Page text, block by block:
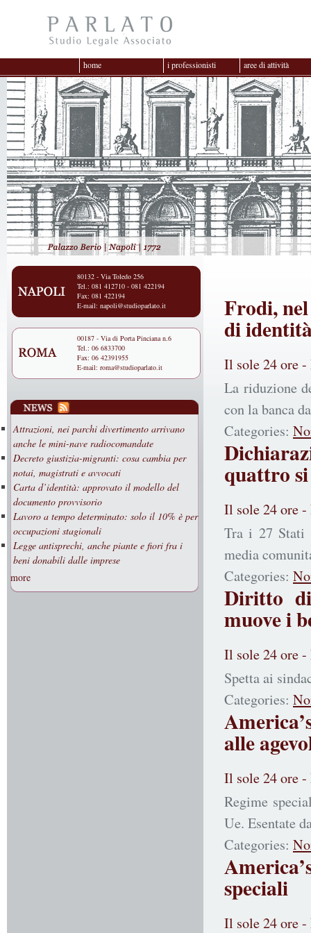
home i professionisti aree di attività
Frodi,
di
Il sole 24 ore
La riduzione
con la banca
Categories:
quattro
Il sole 24 ore
Tra i 27 Stati
media
Categories:
Diritto
muove i
Il sole 24 ore
Spetta ai
Categories:
alle
Il sole 24 ore
Regime
Ue. Esentate
Categories:
speciali
Il sole 24 ore
80132 - Via Toledo 256
Tel.: 081 412710 - 081 422194
Fax: 081 422194
E-mail: napoli@studioparlato.it
00187 - Via di Porta Pinciana n.6
Tel.: 06 6833700
Fax: 06 42391955
E-mail: roma@studioparlato.it
Attrazioni, nei parchi divertimento arrivano
anche le mini-nave radiocomandate
Decreto giustizia-migranti: cosa cambia per
notai, magistrati e avvocati
Carta d’identità: approvato il modello del
documento provvisorio
Lavoro a tempo determinato: solo il 10% è per
occupazioni stagionali
Legge antisprechi, anche piante e fiori fra i
beni donabili dalle imprese
more